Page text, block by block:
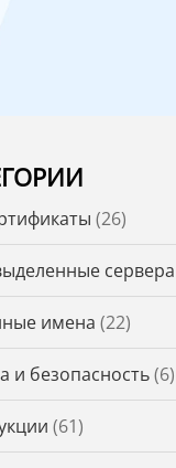
(26)
сервера
имена (22)
и безопасность(6)
(61)